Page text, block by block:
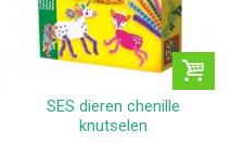
SES dieren chenille
knutselen